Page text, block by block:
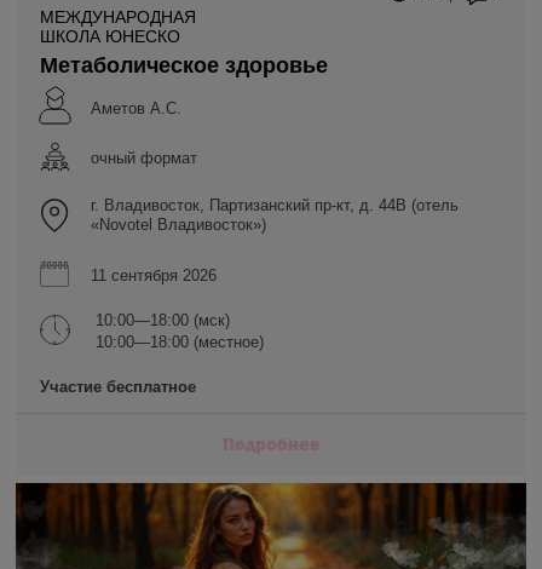
МЕЖДУНАРОДНАЯ
ШКОЛА ЮНЕСКО
Метаболическое здоровье
Аметов А.С.
очный формат
г. Владивосток, Партизанский пр-кт, д. 44В (отель
«Novotel Владивосток»)
11 сентября 2026
10:00—18:00 (мск)
10:00—18:00 (местное)
Участие бесплатное
Подробнее